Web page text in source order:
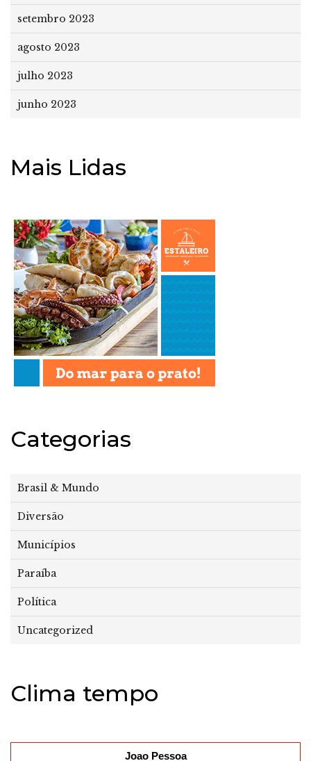
setembro 2023
agosto 2023
julho 2023
junho 2023
Mais Lidas
Categorias
Brasil & Mundo
Diversão
Municípios
Paraíba
Política
Uncategorized
Clima tempo
Joao Pessoa